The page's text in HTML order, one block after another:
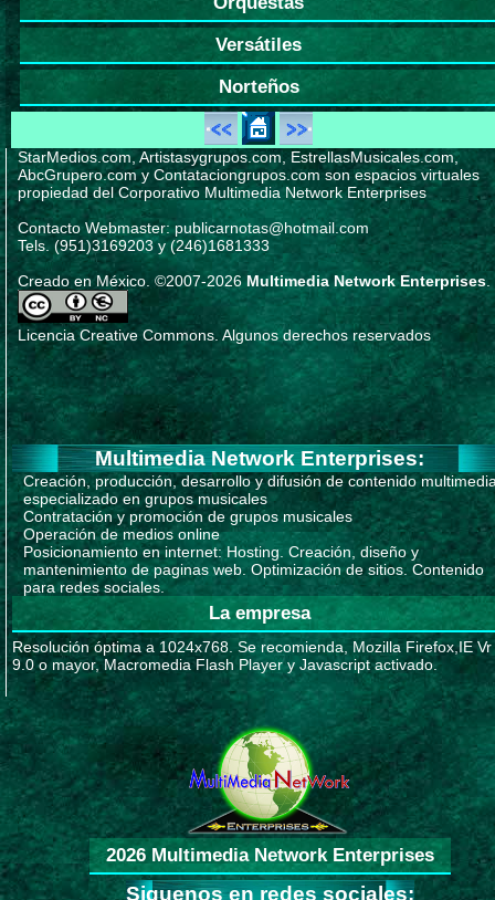
Versátiles
Norteños
StarMedios.com, Artistasygrupos.com, EstrellasMusicales.com,
AbcGrupero.com y Contataciongrupos.com son espacios virtuales
propiedad del Corporativo Multimedia Network Enterprises
Contacto Webmaster: publicarnotas@hotmail.com
Tels. (951)3169203 y (246)1681333
Creado en México. ©2007-2026Multimedia Network Enterprises
Licencia Creative Commons. Algunos derechos reservados
Multimedia Network Enterprises:
Creación, producción, desarrollo y difusión de contenido
especializado en grupos musicales
Contratación y promoción de grupos musicales
Operación de medios online
Posicionamiento en internet: Hosting. Creación, diseño y
mantenimiento de paginas web. Optimización de sitios. Contenido
para redes sociales.
La empresa
Resolución óptima a 1024x768. Se recomienda, Mozilla Firefox,IE Vr
9.0 o mayor, Macromedia Flash Player y Javascript activado.
2026 Multimedia Network Enterprises
Siguenos en redes sociales: